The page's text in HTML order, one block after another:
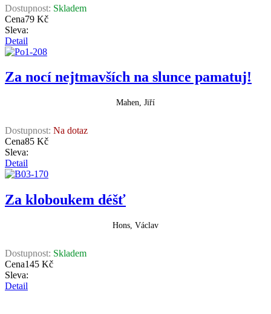
Dostupnost: Skladem
Cena79 Kč
Sleva:
Detail
Za nocí nejtmavších na slunce pamatuj!
Mahen, Jiří
Dostupnost: Na dotaz
Cena85 Kč
Sleva:
Detail
Za kloboukem déšť
Hons, Václav
Dostupnost: Skladem
Cena145 Kč
Sleva:
Detail